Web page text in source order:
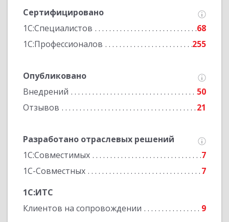
Сертифицировано
1С:Специалистов
68
1С:Профессионалов
255
Опубликовано
Внедрений
50
Отзывов
21
Разработано отраслевых решений
1С:Совместимых
7
1С-Совместных
7
1С:ИТС
Клиентов на сопровождении
9